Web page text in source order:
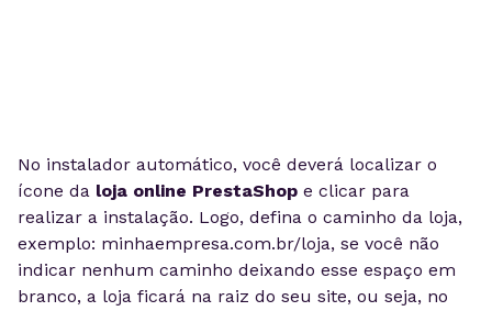
No instalador automático, você deverá localizar o
ícone da loja online PrestaShop e clicar para
realizar a instalação. Logo, defina o caminho da loja,
exemplo: minhaempresa.com.br/loja, se você não
indicar nenhum caminho deixando esse espaço em
branco, a loja ficará na raiz do seu site, ou seja, no